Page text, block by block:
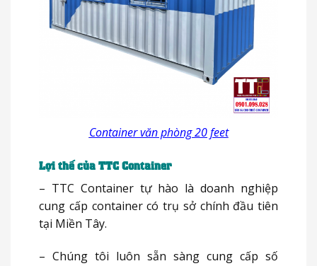
Container văn phòng 20 feet
Lợi thế của TTC Container
– TTC Container tự hào là doanh nghiệp
cung cấp container có trụ sở chính đầu tiên
tại Miền Tây.
– Chúng tôi luôn sẵn sàng cung cấp số